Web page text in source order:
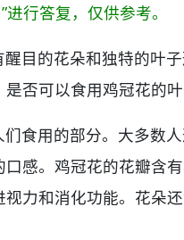
”进行答复，仅供参考。
目的花朵和独特的叶
否可以食用鸡冠花的叶
食用的部分。大多数
感。鸡冠花的花瓣含
力和消化功能。花朵